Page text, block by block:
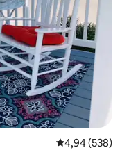
Prosječna
4,94 (538)